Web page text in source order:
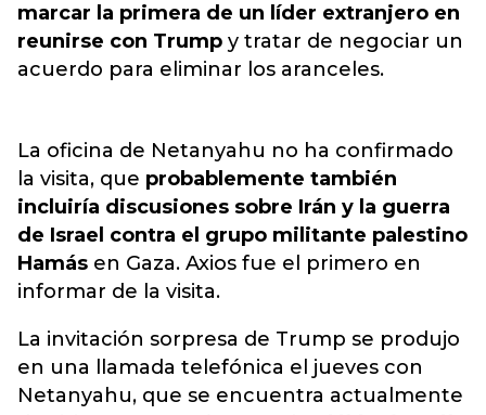
marcar la primera de un líder extranjero en
reunirse con Trump y tratar de negociar un
acuerdo para eliminar los aranceles.
La oficina de Netanyahu no ha confirmado
la visita, que probablemente también
incluiría discusiones sobre Irán y la guerra
de Israel contra el grupo militante palestino
Hamás en Gaza. Axios fue el primero en
informar de la visita.
La invitación sorpresa de Trump se produjo
en una llamada telefónica el jueves con
Netanyahu, que se encuentra actualmente